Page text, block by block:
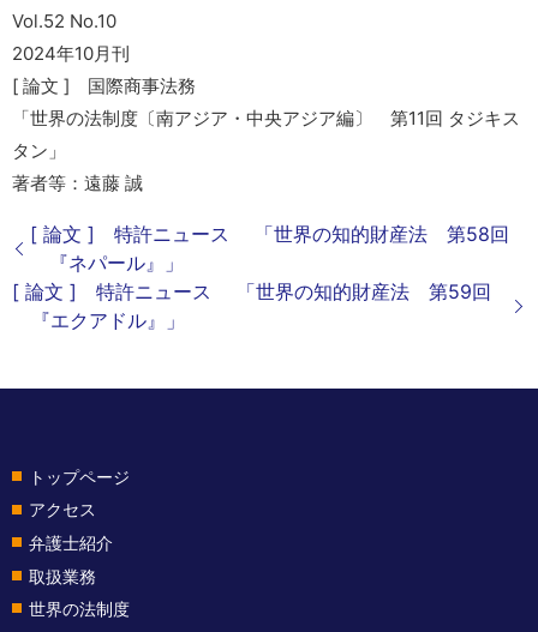
Vol.52 No.10
2024年10月刊
[ 論文 ] 国際商事法務
「世界の法制度〔南アジア・中央アジア編〕 第11回 タジキス
タン」
著者等：遠藤 誠
[ 論文 ] 特許ニュース 「世界の知的財産法 第58回
『ネパール』」
[ 論文 ] 特許ニュース 「世界の知的財産法 第59回
『エクアドル』」
トップページ
アクセス
弁護士紹介
取扱業務
世界の法制度